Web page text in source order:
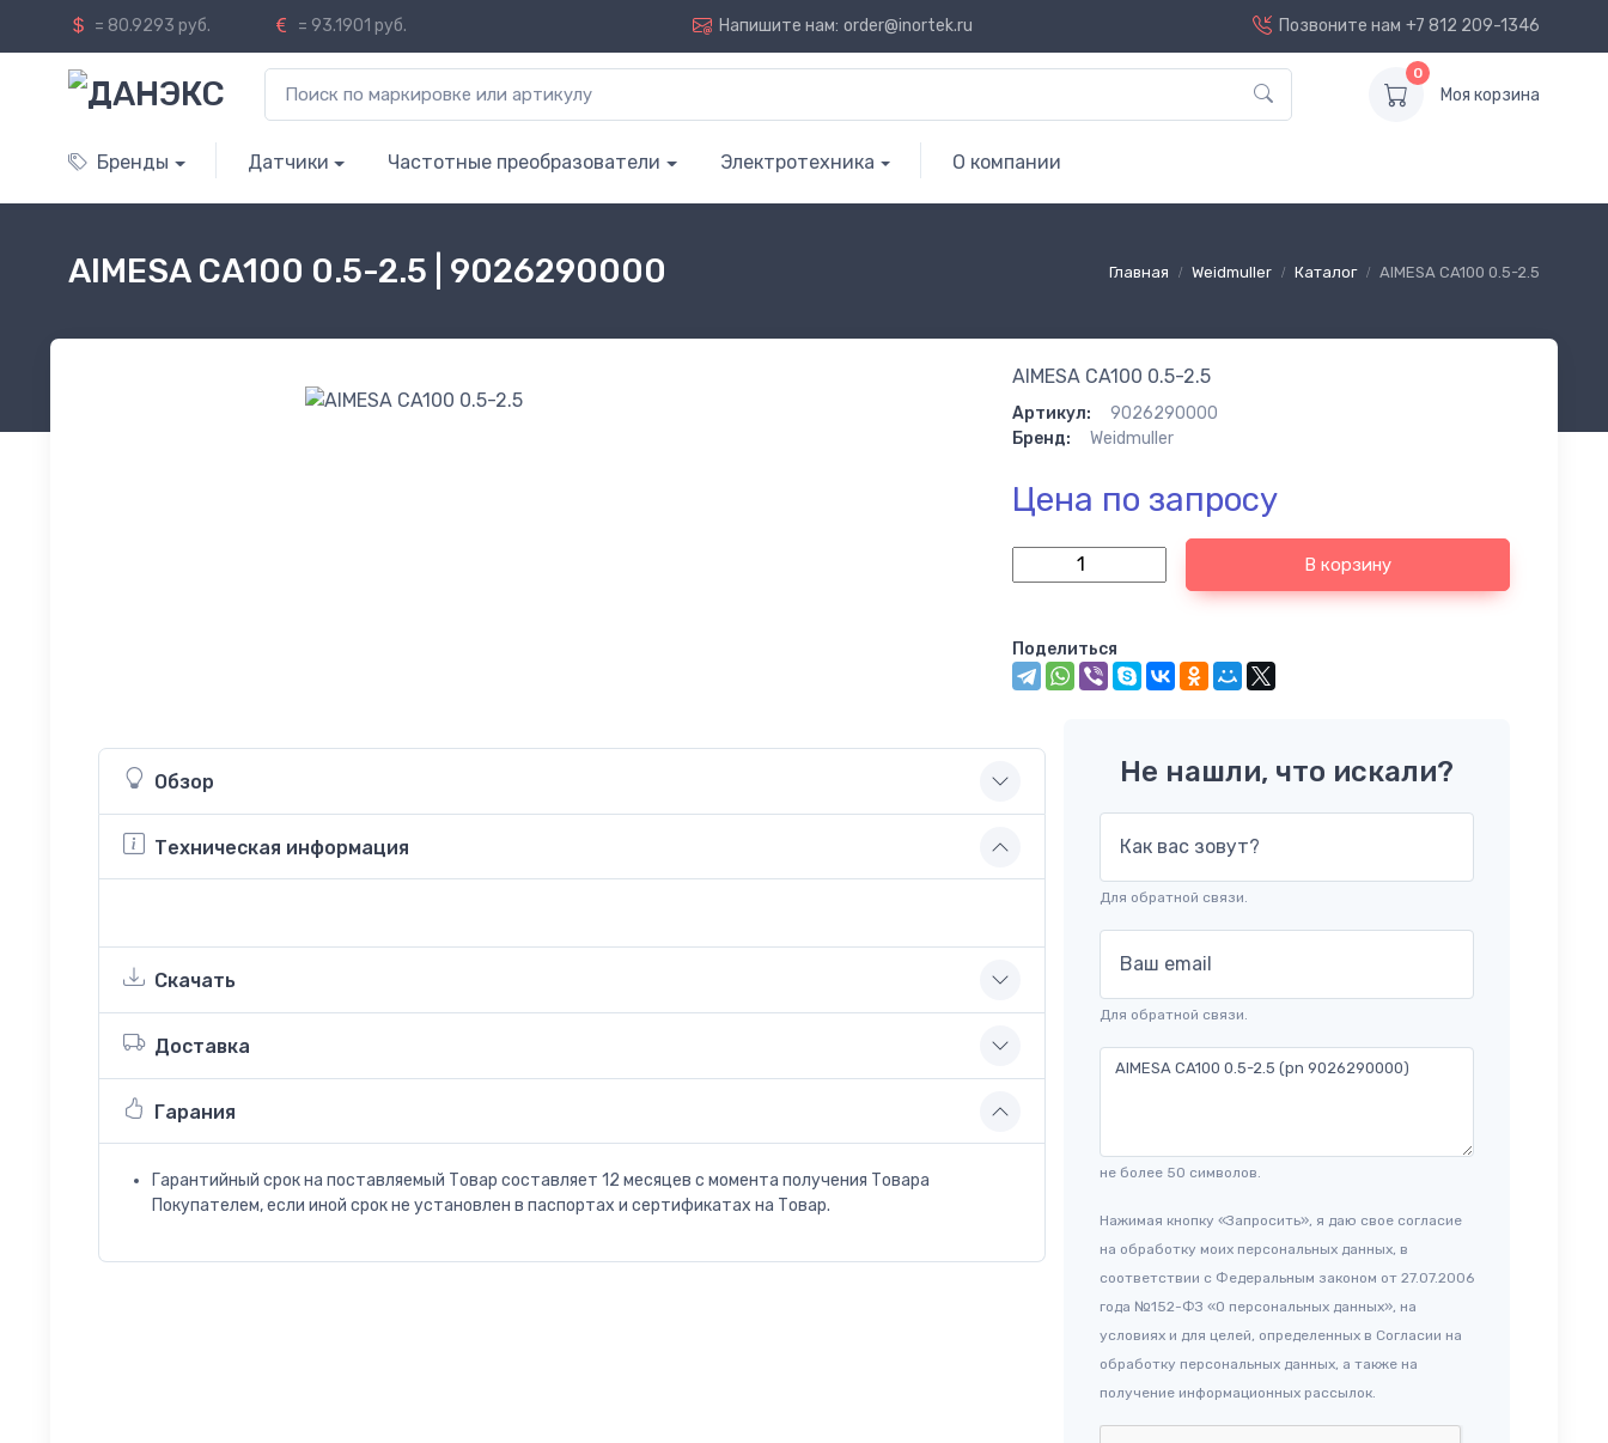
= 80.9293 руб. = 93.1901 руб. Напишите нам: order@inortek.ru Позвоните нам +7 812 209-1346
0
Моя корзина
Бренды Датчики Частотные преобразователи Электротехника О компании
Главная Weidmuller Каталог AIMESA CA100 0.5-2.5
AIMESA CA100 0.5-2.5 | 9026290000
AIMESA CA100 0.5-2.5
Артикул:
9026290000
Бренд:
Weidmuller
Цена по запросу
В корзину
Поделиться
Обзор
Техническая информация
Скачать
Доставка
Гарания
Гарантийный срок на поставляемый Товар составляет 12 месяцев с момента получения Товара
Покупателем, если иной срок не установлен в паспортах и сертификатах на Товар.
Не нашли, что искали?
Как вас зовут?
Для обратной связи.
Ваш email
Для обратной связи.
не более 50 символов.
Нажимая кнопку «Запросить», я даю свое согласие
на обработку моих персональных данных, в
соответствии с Федеральным законом от 27.07.2006
года №152-ФЗ «О персональных данных», на
условиях и для целей, определенных в Согласии на
обработку персональных данных, а также на
получение информационных рассылок.